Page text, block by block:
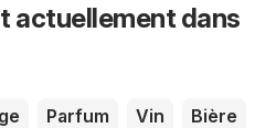
actuellement dans
Parfum Vin
Bière